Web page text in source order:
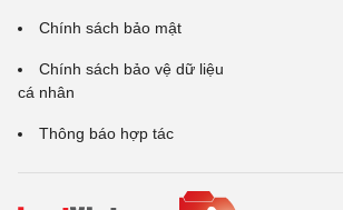
Chính sách bảo mật
Chính sách bảo vệ dữ liệu
cá nhân
Thông báo hợp tác